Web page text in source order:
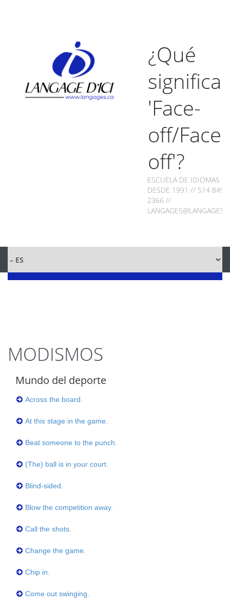
¿Qué
significa
'Face-
off/Face
off'?
ESCUELA DE IDIOMAS
DESDE 1991 // 514 849-
2366 //
MODISMOS
Mundo del deporte
Across the board.
At this stage in the game.
Beat someone to the punch.
(The) ball is in your court.
Blind-sided.
Blow the competition away.
Call the shots.
Change the game.
Chip in.
Come out swinging.